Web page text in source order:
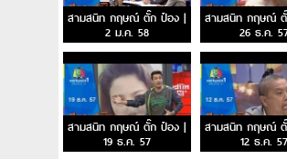
สามสนิท กฤษณ์ ตั๊ก ป๋อง |
2 ม.ค. 58
สามสนิท กฤษณ์
26 ธ.ค.
สามสนิท กฤษณ์ ตั๊ก ป๋อง |
19 ธ.ค. 57
สามสนิท กฤษณ์
12 ธ.ค. 57